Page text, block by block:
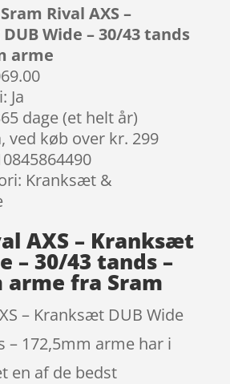
Sram Rival AXS –
Wide – 30/43 tands
arme
Ja
dage (et helt år)
ved køb over kr. 299
Kranksæt &
AXS – Kranksæt
– 30/43 tands –
arme fra Sram
– Kranksæt DUB Wide
– 172,5mm arme har i
en af de bedst